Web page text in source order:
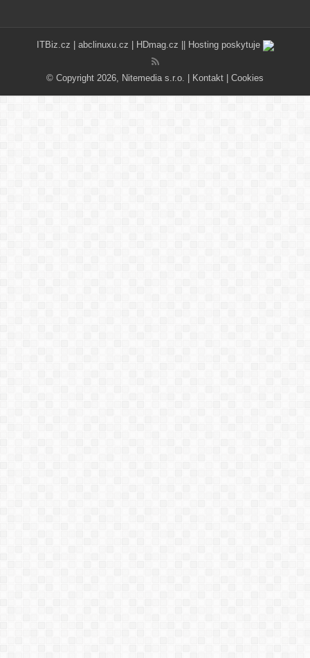
ITBiz.cz abclinuxu.cz HDmag.cz || Hosting poskytuje
© Copyright 2026, Nitemedia s.r.o. | Kontakt Cookies